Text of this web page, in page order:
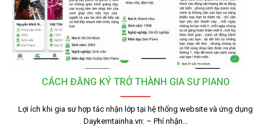
CÁCH ĐĂNG KÝ TRỞ THÀNH GIA SƯ PIANO
Lợi ích khi gia sư hợp tác nhận lớp tại hệ thống website và ứng dụng
Daykemtainha.vn: – Phí nhận…